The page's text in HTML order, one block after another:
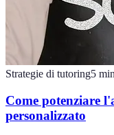
Strategie di tutoring5 min
Come potenziare
personalizzato